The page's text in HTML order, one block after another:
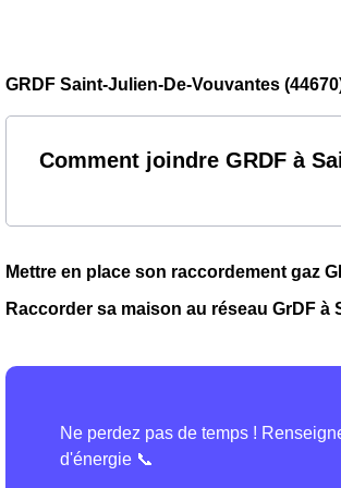
GRDF Saint-Julien-De-Vouvantes
Comment joindre GRDF à
Mettre en place son raccordement gaz
Raccorder sa maison au réseau GrDF à